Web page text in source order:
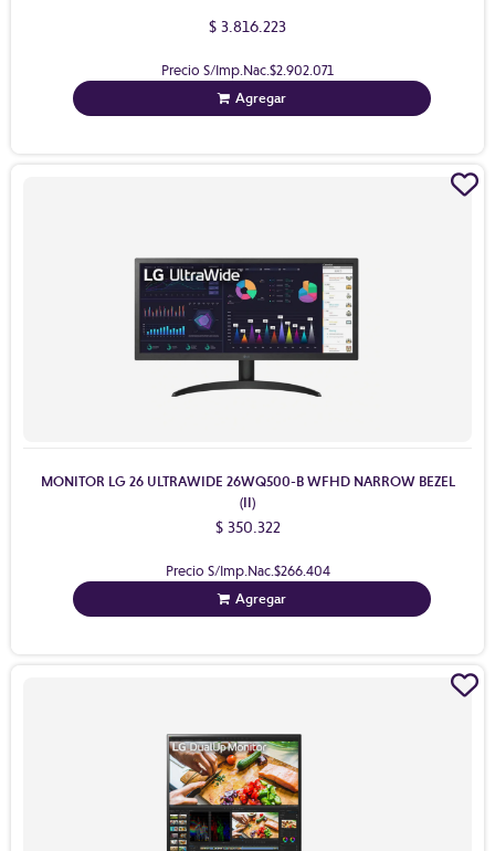
$ 3.816.223
Precio S/Imp.Nac.$2.902.071
Agregar
MONITOR LG 26 ULTRAWIDE 26WQ500-B WFHD NARROW BEZEL
(II)
$ 350.322
Precio S/Imp.Nac.$266.404
Agregar